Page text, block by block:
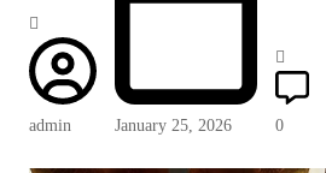
admin January 25, 2026 0